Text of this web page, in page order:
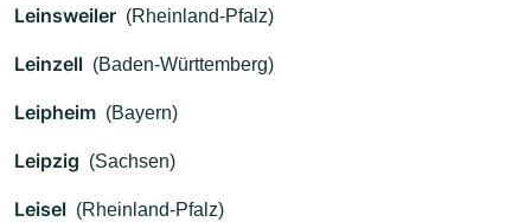
Leinsweiler (Rheinland-Pfalz)
Leinzell (Baden-Württemberg)
Leipheim (Bayern)
Leipzig (Sachsen)
Leisel (Rheinland-Pfalz)